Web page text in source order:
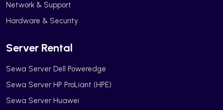
Network & Support
Hardware & Security
Server Rental
Sewa Server Dell Poweredge
Sewa Server HP ProLiant (HPE)
Sewa Server Huawei